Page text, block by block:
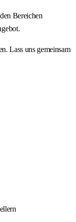
Bereichen
Lass uns gemeinsam